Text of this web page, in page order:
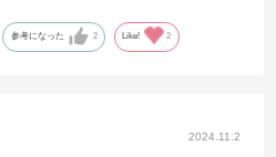
参考になった 2 Like! 2
2024.11.2